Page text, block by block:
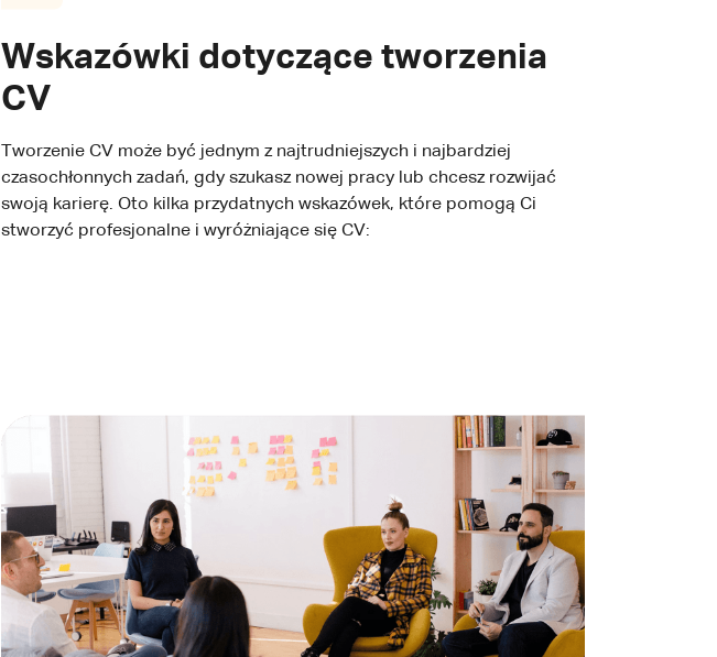
Wskazówki dotyczące tworzenia
CV
Tworzenie CV może być jednym z najtrudniejszych i najbardziej
czasochłonnych zadań, gdy szukasz nowej pracy lub chcesz rozwijać
swoją karierę. Oto kilka przydatnych wskazówek, które pomogą Ci
stworzyć profesjonalne i wyróżniające się CV: